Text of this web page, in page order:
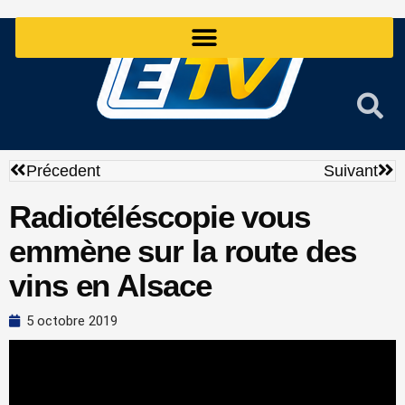
Précédent
Précedent Suivant
Radiotéléscopie vous
emmène sur la route des
vins en Alsace
5 octobre 2019